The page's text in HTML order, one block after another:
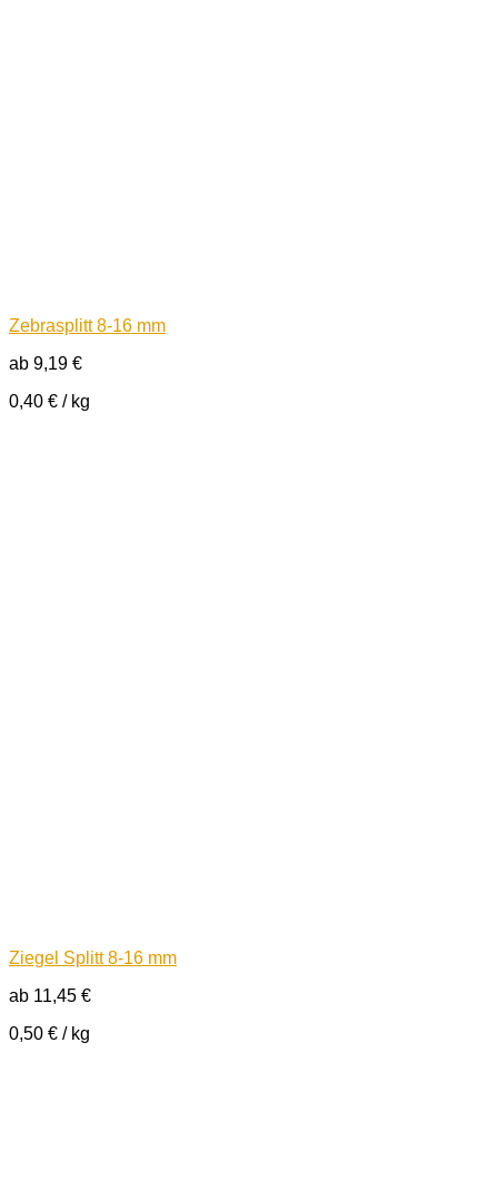
Zebrasplitt 8-16 mm
ab 9,19 €
0,40 € / kg
Ziegel Splitt 8-16 mm
ab 11,45 €
0,50 € / kg